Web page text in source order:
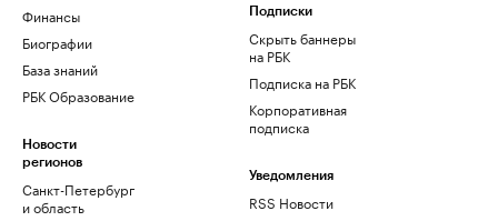
Финансы
Биографии
База знаний
РБК Образование
Новости
регионов
Санкт-Петербург
и область
Подписки
Скрыть баннеры
на РБК
Подписка на РБК
Корпоративная
подписка
Уведомления
RSS Новости